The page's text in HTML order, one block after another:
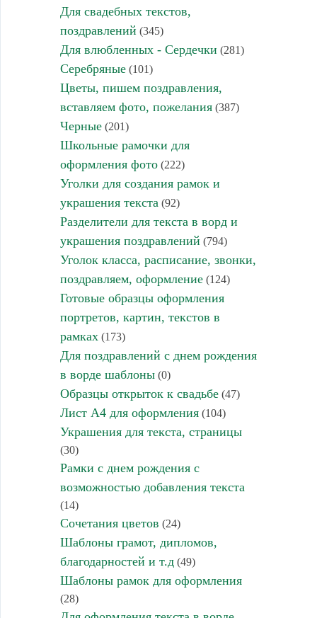
Для свадебных текстов,
поздравлений (345)
Для влюбленных - Сердечки (281)
Серебряные(101)
Цветы, пишем поздравления,
вставляем фото, пожелания(387)
Черные(201)
Школьные рамочки для
оформления фото(222)
Уголки для создания рамок и
украшения текста (92)
Разделители для текста в ворд и
украшения поздравлений (794)
Уголок класса, расписание, звонки,
поздравляем, оформление(124)
Готовые образцы оформления
портретов, картин, текстов в
рамках(173)
Для поздравлений с днем рождения
в ворде шаблоны(0)
Образцы открыток к свадьбе(47)
Лист А4 для оформления(104)
Украшения для текста, страницы
(30)
Рамки с днем рождения с
возможностью добавления текста
(14)
Сочетания цветов (24)
Шаблоны грамот, дипломов,
благодарностей и т.д(49)
Шаблоны рамок для оформления
(28)